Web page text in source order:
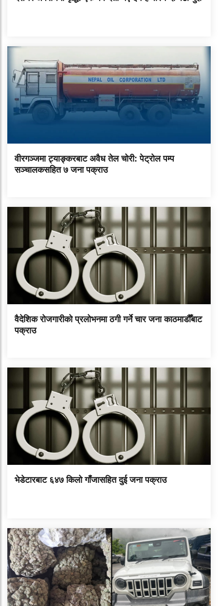
वीरगञ्जमा ट्याङ्करबाट अवैध तेल चोरी: पेट्रोल पम्प
सञ्चालकसहित ७ जना पक्राउ
वैदेशिक रोजगारीको प्रलोभनमा ठगी गर्ने चार जना काठमाडौँबाट
पक्राउ
भेडेटारबाट ६४७ किलो गाँजासहित दुई जना पक्राउ